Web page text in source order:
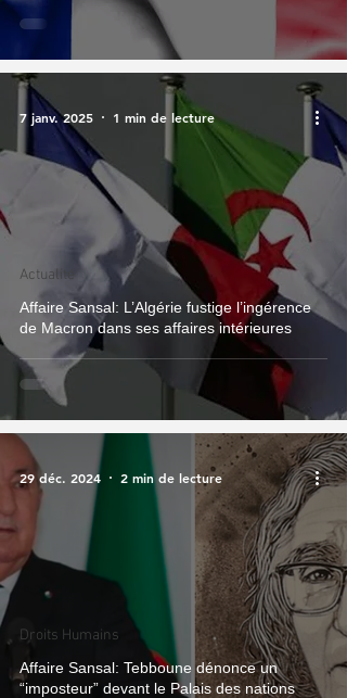
Affaire Sansal: L’Algérie fustige l’ingérence
de Macron dans ses affaires intérieures
Actualité
7 janv. 2025 1 min de lecture
Affaire Sansal: Tebboune dénonce un
“imposteur” devant le Palais des nations
Droits Humains
29 déc. 2024 2 min de lecture